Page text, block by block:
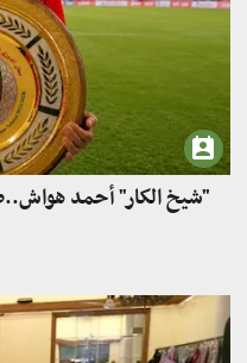
"شيخ الكار" أحمد